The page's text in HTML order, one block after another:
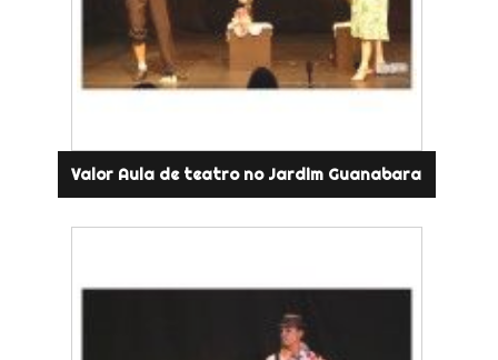
Valor Aula de teatro no Jardim Guanabara